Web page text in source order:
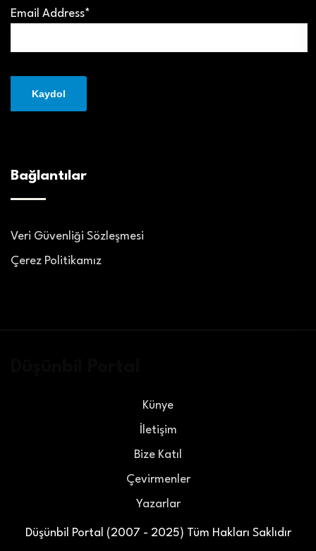
Email Address*
Bağlantılar
Veri Güvenliği Sözleşmesi
Çerez Politikamız
Düşünbil Portal (2007 - 2025) Tüm Hakları Saklıdır
Künye
İletişim
Bize Katıl
Çevirmenler
Yazarlar